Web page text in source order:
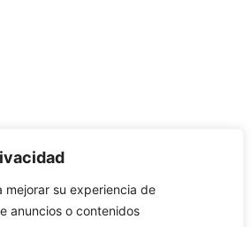
mejorar su experiencia de
anuncios o contenidos